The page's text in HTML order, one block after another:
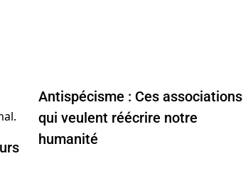
Antispécisme : Ces associations
qui veulent réécrire notre
humanité